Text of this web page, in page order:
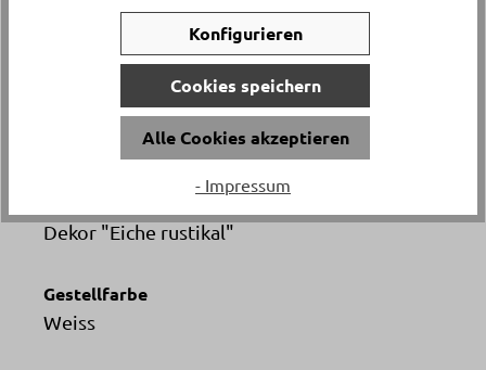
Versand & Lieferung
Lieferung und Montage
Dekor "Eiche rustikal"
Gestellfarbe
Weiss
Konfigurieren
Cookies speichern
Alle Cookies akzeptieren
- Impressum